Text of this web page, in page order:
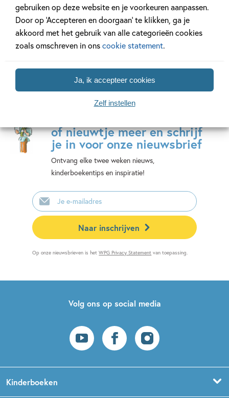
gebruiken op deze website en je voorkeuren aanpassen.
Door op ‘Accepteren en doorgaan’ te klikken, ga je
akkoord met het gebruik van alle categorieën cookies
zoals omschreven in onscookie statement.
Ja, ik accepteer cookies
Zelf instellen
Bekijk alle series
of nieuwtje meer en schrijf
je in voor onze nieuwsbrief
Ontvang elke twee weken nieuws,
kinderboekentips en inspiratie!
E-
mailadres
Naar inschrijven
Op onze nieuwsbrieven is hetWPG Privacy Statement van toepassing.
Volg ons op social media
Kinderboeken